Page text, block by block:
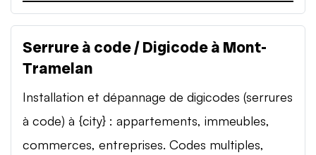
Serrure à code / Digicode à Mont-
Tramelan
Installation et dépannage de digicodes (serrures
à code) à {city} : appartements, immeubles,
commerces, entreprises. Codes multiples,